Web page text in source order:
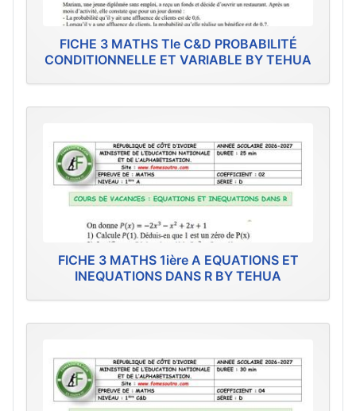
FICHE 3 MATHS Tle C&D PROBABILITÉ
CONDITIONNELLE ET VARIABLE BY TEHUA
FICHE 3 MATHS 1ière A EQUATIONS ET
INEQUATIONS DANS R BY TEHUA